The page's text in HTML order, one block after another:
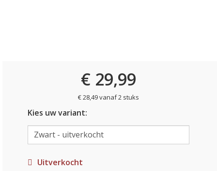
€ 29,99
€ 28,49 vanaf 2 stuks
Kies uw variant:
Uitverkocht